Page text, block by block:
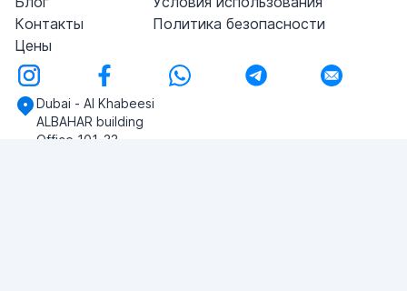
Контакты
Цены
Политика безопасности
Dubai - Al Khabeesi
ALBAHAR building
Office 101-33